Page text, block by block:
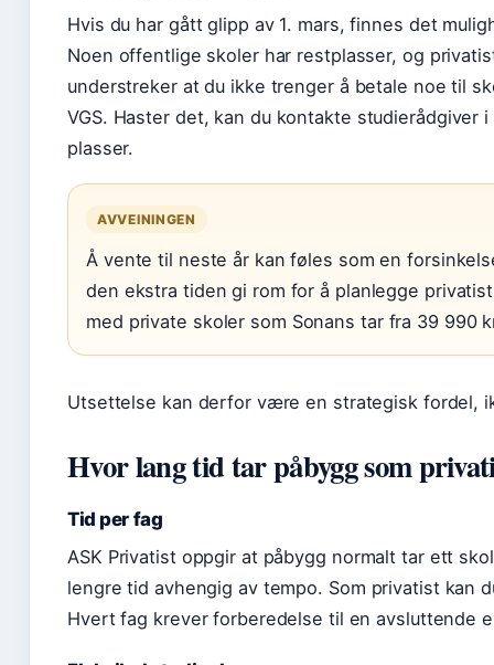
Hvis du har gått glipp av 1. mars, finnes det
Noen offentlige skoler har restplasser, og
understreker at du ikke trenger å betale noe til
VGS. Haster det, kan du kontakte
plasser.
AVVEININGEN
Å vente til neste år kan føles som en
den ekstra tiden gi rom for å planlegge
med private skoler som Sonans tar fra 39 990
Utsettelse kan derfor være en strategisk fordel,
Hvor lang tid tar påbygg som
Tid per fag
ASK Privatist oppgir at påbygg normalt tar ett
lengre tid avhengig av tempo. Som privatist kan
Hvert fag krever forberedelse til en avsluttende